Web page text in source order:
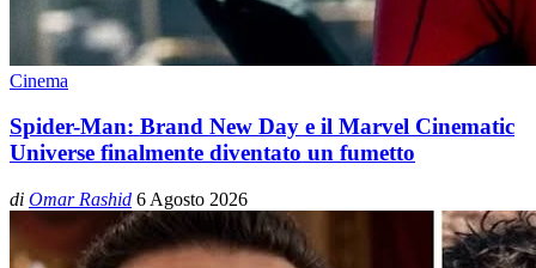
Cinema
Spider-Man: Brand New Day e il Marvel Cinematic
Universe finalmente diventato un fumetto
di Omar Rashid 6 Agosto 2026